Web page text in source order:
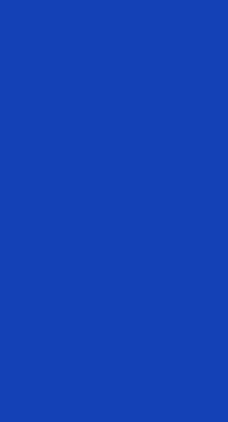
предложить выгодные
Мы ценим качество и
быть уверены в
продать ваши часы, не теряя
от сделки. Обращайтесь к